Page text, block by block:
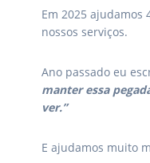
Em 2025 ajudamos
nossos serviços.
Ano passado eu
manter essa
ver.”
E ajudamos muito